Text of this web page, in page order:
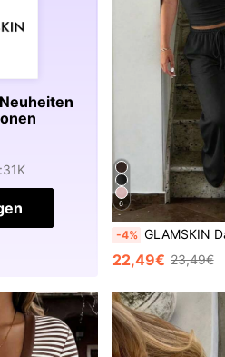
:31K
6
-4% GLAMSKIN Damen Sommer/Herbst Basic einfarbiges
22,49€ 23,49€